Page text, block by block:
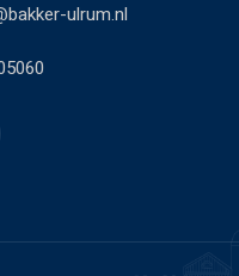
ulrum.nl